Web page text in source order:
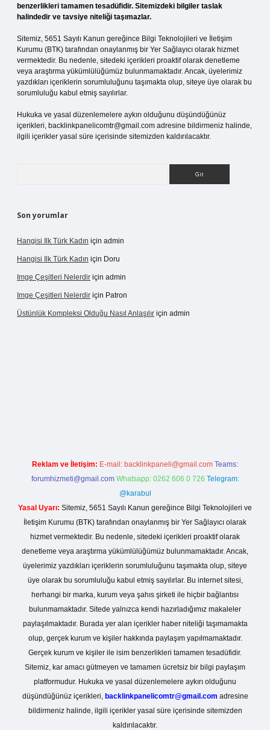
benzerlikleri tamamen tesadüfidir. Sitemizdeki bilgiler taslak
halindedir ve tavsiye niteliği taşımazlar.
Sitemiz, 5651 Sayılı Kanun gereğince Bilgi Teknolojileri ve İletişim
Kurumu (BTK) tarafından onaylanmış bir Yer Sağlayıcı olarak hizmet
vermektedir. Bu nedenle, sitedeki içerikleri proaktif olarak denetleme
veya araştırma yükümlülüğümüz bulunmamaktadır. Ancak, üyelerimiz
yazdıkları içeriklerin sorumluluğunu taşımakta olup, siteye üye olarak bu
sorumluluğu kabul etmiş sayılırlar.
Hukuka ve yasal düzenlemelere aykırı olduğunu düşündüğünüz
içerikleri, backlinkpanelicomtr@gmail.com adresine bildirmeniz halinde,
ilgili içerikler yasal süre içerisinde sitemizden kaldırılacaktır.
Son yorumlar
Hangisi Ilk Türk Kadın için admin
Hangisi Ilk Türk Kadın için Doru
Imge Çeşitleri Nelerdir için admin
Imge Çeşitleri Nelerdir için Patron
Üstünlük Kompleksi Olduğu Nasıl Anlaşılır için admin
Reklam ve İletişim: E-mail: backlinkpaneli@gmail.com Teams:
forumhizmeti@gmail.com Whatsapp: 0262 606 0 726 Telegram:
@karabul
Yasal Uyarı: Sitemiz, 5651 Sayılı Kanun gereğince Bilgi Teknolojileri ve
İletişim Kurumu (BTK) tarafından onaylanmış bir Yer Sağlayıcı olarak
hizmet vermektedir. Bu nedenle, sitedeki içerikleri proaktif olarak
denetleme veya araştırma yükümlülüğümüz bulunmamaktadır. Ancak,
üyelerimiz yazdıkları içeriklerin sorumluluğunu taşımakta olup, siteye
üye olarak bu sorumluluğu kabul etmiş sayılırlar. Bu internet sitesi,
herhangi bir marka, kurum veya şahıs şirketi ile hiçbir bağlantısı
bulunmamaktadır. Sitede yalnızca kendi hazırladığımız makaleler
paylaşılmaktadır. Burada yer alan içerikler haber niteliği taşımamakta
olup, gerçek kurum ve kişiler hakkında paylaşım yapılmamaktadır.
Gerçek kurum ve kişiler ile isim benzerlikleri tamamen tesadüfidir.
Sitemiz, kar amacı gütmeyen ve tamamen ücretsiz bir bilgi paylaşım
platformudur. Hukuka ve yasal düzenlemelere aykırı olduğunu
düşündüğünüz içerikleri, backlinkpanelicomtr@gmail.com adresine
bildirmeniz halinde, ilgili içerikler yasal süre içerisinde sitemizden
kaldırılacaktır.